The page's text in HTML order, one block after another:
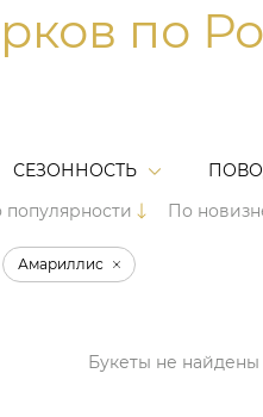
по
СЕЗОННОСТЬ
популярности По
Амариллис
Букеты не найдены